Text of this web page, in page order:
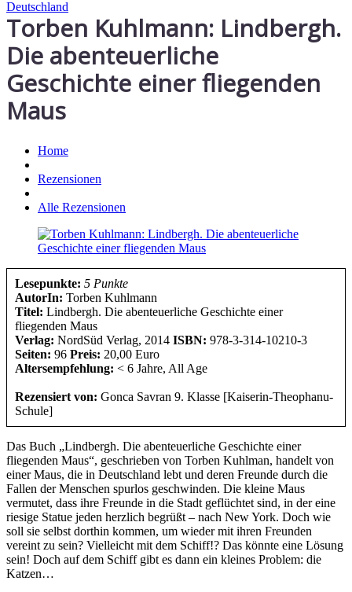
Torben Kuhlmann: Lindbergh.
Die abenteuerliche
Geschichte einer fliegenden
Maus
Home
Rezensionen
Alle Rezensionen
Lesepunkte: 5 Punkte
AutorIn: Torben Kuhlmann
Titel: Lindbergh. Die abenteuerliche Geschichte einer
fliegenden Maus
Verlag: NordSüd Verlag, 2014 ISBN: 978-3-314-10210-3
Seiten: 96 Preis: 20,00 Euro
Altersempfehlung: < 6 Jahre, All Age
Rezensiert von: Gonca Savran 9. Klasse [Kaiserin-Theophanu-
Schule]
Das Buch „Lindbergh. Die abenteuerliche Geschichte einer
fliegenden Maus“, geschrieben von Torben Kuhlman, handelt von
einer Maus, die in Deutschland lebt und deren Freunde durch die
Fallen der Menschen spurlos geschwinden. Die kleine Maus
vermutet, dass ihre Freunde in die Stadt geflüchtet sind, in der eine
riesige Statue jeden herzlich begrüßt – nach New York. Doch wie
soll sie selbst dorthin kommen, um wieder mit ihren Freunden
vereint zu sein? Vielleicht mit dem Schiff!? Das könnte eine Lösung
sein! Doch auf dem Schiff gibt es dann ein kleines Problem: die
Katzen…